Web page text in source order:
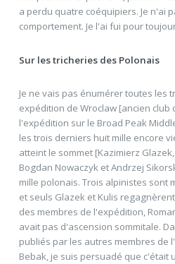
a perdu quatre coéquipiers. Je n'ai
comportement. Je l'ai fui pour
Sur les tricheries des Polonais
Je ne vais pas énumérer toutes les
expédition de Wroclaw [ancien club
l'expédition sur le Broad Peak
les trois derniers huit mille encore
atteint le sommet [Kazimierz
Bogdan Nowaczyk et Andrzej
mille polonais. Trois alpinistes sont
et seuls Glazek et Kulis
des membres de l'expédition,
avait pas d'ascension sommitale.
publiés par les autres membres de
Bebak, je suis persuadé que c'était